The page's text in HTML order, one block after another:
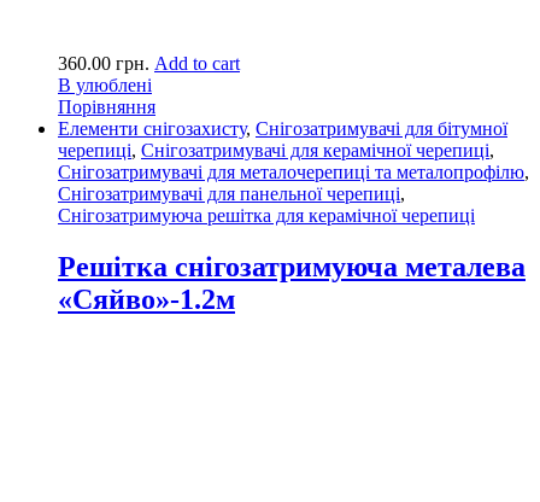
360.00 грн. Add to cart
В улюблені
Порівняння
Елементи снігозахисту, Снігозатримувачі для бітумної
черепиці, Снігозатримувачі для керамічної черепиці,
Снігозатримувачі для металочерепиці та металопрофілю,
Снігозатримувачі для панельної черепиці,
Снігозатримуюча решітка для керамічної черепиці
Решітка снігозатримуюча металева
«Сяйво»-1.2м